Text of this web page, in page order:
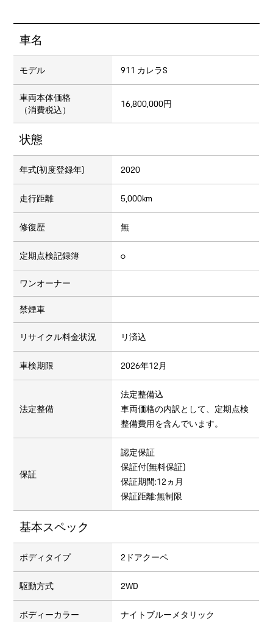
車名
モデル 911 カレラS
車両本体価格
（消費税込）
16,800,000円
状態
年式(初度登録年) 2020
走行距離 5,000km
修復歴 無
定期点検記録簿 ○
ワンオーナー
禁煙車
リサイクル料金状況 リ済込
車検期限 2026年12月
法定整備
法定整備込
車両価格の内訳として、定期点検
整備費用を含んでいます。
保証
認定保証
保証付(無料保証)
保証期間:12ヵ月
保証距離:無制限
基本スペック
ボディタイプ 2ドアクーペ
駆動方式 2WD
ボディーカラー ナイトブルーメタリック